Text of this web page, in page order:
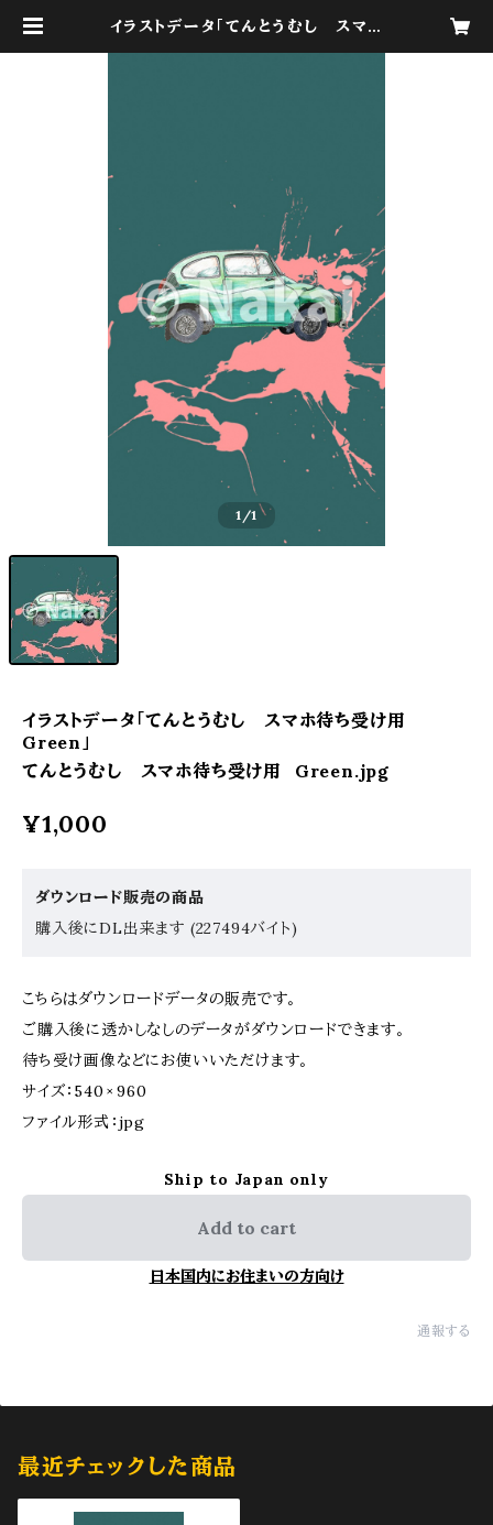
イラストデータ「てんとうむし スマホ
1 /1
イラストデータ「てんとうむし スマホ待ち受け用
Green」
てんとうむし スマホ待ち受け用 Green.jpg
¥1,000
ダウンロード販売の商品
購入後にDL出来ます (227494バイト)
こちらはダウンロードデータの販売です。
ご購入後に透かしなしのデータがダウンロードできます。
待ち受け画像などにお使いいただけます。
サイズ：540 × 960
ファイル形式：jpg
Ship to Japan only
Add to cart
日本国内にお住まいの方向け
通報する
最近チェックした商品